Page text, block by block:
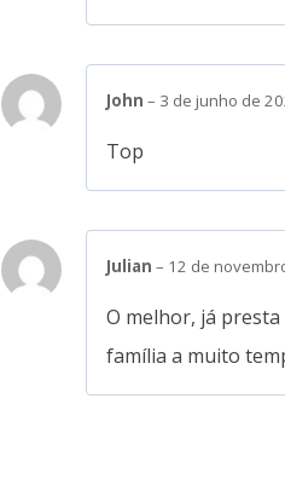
John – 3 de junho de
Top
Julian – 12 de
O melhor, já
família a muito